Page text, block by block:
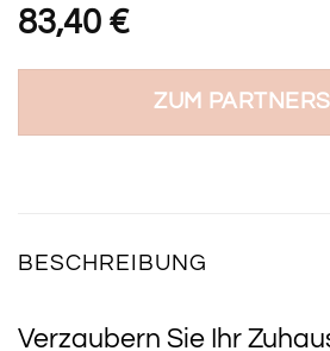
83,40 €
ZUM
BESCHREIBUNG
Verzaubern Sie Ihr